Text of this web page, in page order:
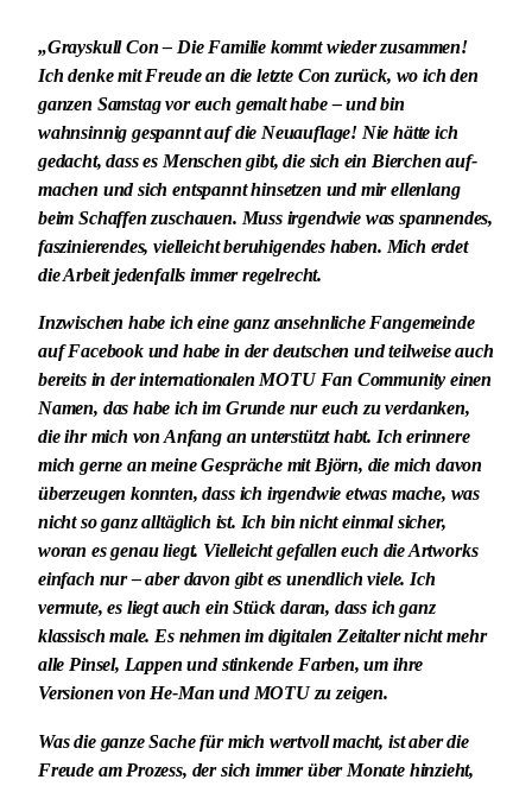
„Grayskull Con – Die Familie kommt wieder zusammen!
Ich denke mit Freude an die letzte Con zurück, wo ich den
ganzen Samstag vor euch gemalt habe – und bin
wahnsinnig gespannt auf die Neuauflage! Nie hätte ich
gedacht, dass es Menschen gibt, die sich ein Bierchen auf-
machen und sich entspannt hinsetzen und mir ellenlang
beim Schaffen zuschauen. Muss irgendwie was spannendes,
faszinierendes, vielleicht beruhigendes haben. Mich erdet
die Arbeit jedenfalls immer regelrecht.
Inzwischen habe ich eine ganz ansehnliche Fangemeinde
auf Facebook und habe in der deutschen und teilweise auch
bereits in der internationalen MOTU Fan Community einen
Namen, das habe ich im Grunde nur euch zu verdanken,
die ihr mich von Anfang an unterstützt habt. Ich erinnere
mich gerne an meine Gespräche mit Björn, die mich davon
überzeugen konnten, dass ich irgendwie etwas mache, was
nicht so ganz alltäglich ist. Ich bin nicht einmal sicher,
woran es genau liegt. Vielleicht gefallen euch die Artworks
einfach nur – aber davon gibt es unendlich viele. Ich
vermute, es liegt auch ein Stück daran, dass ich ganz
klassisch male. Es nehmen im digitalen Zeitalter nicht mehr
alle Pinsel, Lappen und stinkende Farben, um ihre
Versionen von He-Man und MOTU zu zeigen.
Was die ganze Sache für mich wertvoll macht, ist aber die
Freude am Prozess, der sich immer über Monate hinzieht,